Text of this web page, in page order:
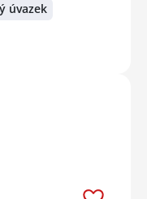
úvazek